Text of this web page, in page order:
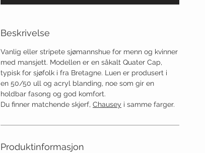
Beskrivelse
Vanlig eller stripete sjømannshue for menn og kvinner
med mansjett. Modellen er en såkalt Quater Cap,
typisk for sjøfolk i fra Bretagne. Luen er produsert i
en 50/50 ull og acryl blanding, noe som gir en
holdbar fasong og god komfort.
Du finner matchende skjerf, Chausey i samme farger.
Produktinformasjon